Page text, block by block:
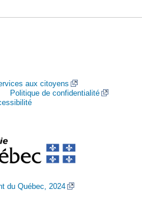
aux citoyens
Politique de confidentialité
du Québec, 2024